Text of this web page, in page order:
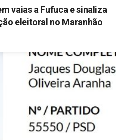
vaias a Fufuca e sinaliza
eleitoral no Maranhão